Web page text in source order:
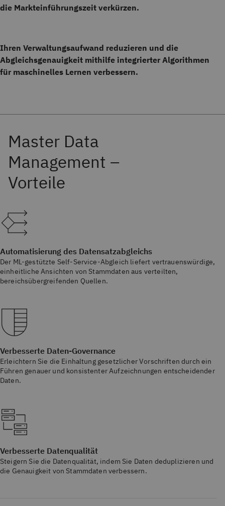
die Markteinführungszeit verkürzen.
Ihren Verwaltungsaufwand reduzieren und die
Abgleichsgenauigkeit mithilfe integrierter Algorithmen
für maschinelles Lernen verbessern.
Automatisierung des Datensatzabgleichs
Der ML-gestützte Self-Service-Abgleich liefert vertrauenswürdige,
einheitliche Ansichten von Stammdaten aus verteilten,
bereichsübergreifenden Quellen.
Verbesserte Daten-Governance
Erleichtern Sie die Einhaltung gesetzlicher Vorschriften durch ein
Führen genauer und konsistenter Aufzeichnungen entscheidender
Daten.
Verbesserte Datenqualität
Steigern Sie die Datenqualität, indem Sie Daten deduplizieren und
die Genauigkeit von Stammdaten verbessern.